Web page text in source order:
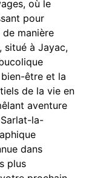
où le
pour
manière
, situé à Jayac,
être et la
de la vie en
aventure
la-
dans
plus